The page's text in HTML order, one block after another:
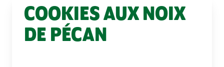
COOKIES AUX NOIX
DE PÉCAN